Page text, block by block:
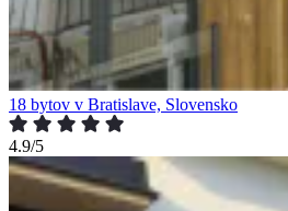
18 bytov v Bratislave, Slovensko
4.9/5